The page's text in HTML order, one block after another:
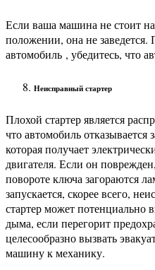
Если ваша машина не стоит
положении, она не
автомобиль , убедитесь, что
Неисправный стартер
Плохой стартер является
что автомобиль отказывается
которая получает
двигателя. Если он
повороте ключа загораются
запускается, скорее всего,
стартер может потенциально
дыма, если перегорит
целесообразно вызвать
машину к механику.